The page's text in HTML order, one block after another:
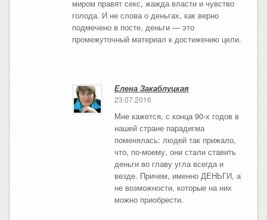
миром правят секс, жажда власти и чувство
голода. И не слова о деньгах, как верно
подмечено в посте, деньги — это
промежуточный материал к достижению цели.
Елена Закаблуцкая
23.07.2016
Мне кажется, с конца 90-х годов в
нашей стране парадигма
поменялась: людей так прижало,
что, по-моему, они стали ставить
деньги во главу угла всегда и
везде. Причем, именно ДЕНЬГИ, а
не возможности, которые на них
можно приобрести.